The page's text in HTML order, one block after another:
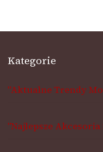
Kategorie
"Aktualne Trendy
"Najlepsze